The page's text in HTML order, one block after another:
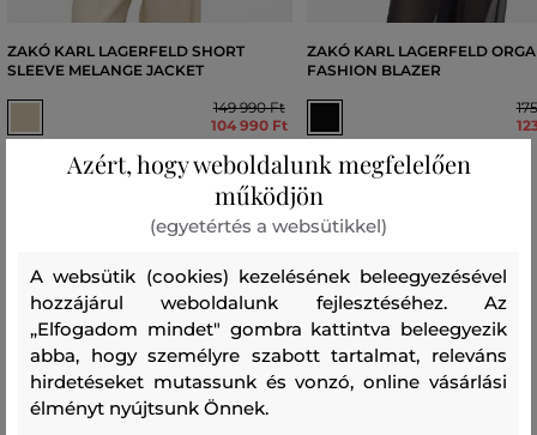
ZAKÓ KARL LAGERFELD SHORT
SLEEVE MELANGE JACKET
149 990 Ft
104 990 Ft
Elérhető méretek:
46, 48
ZAKÓ KARL LAGERFELD
FASHION BLAZER
Elérhető méretek:
38, 40, 42, 44, 46
Női mérettáblázata Karl Lagerfeld
MÉRETGLOBAL
MÉRET
MELLKAS
Azért, hogy weboldalunk megfelelően
működjön
(egyetértés a websütikkel)
A websütik (cookies) kezelésének beleegyezésével
hozzájárul weboldalunk fejlesztéséhez. Az
„Elfogadom mindet" gombra kattintva beleegyezik
abba, hogy személyre szabott tartalmat, releváns
hirdetéseket mutassunk és vonzó, online vásárlási
élményt nyújtsunk Önnek.